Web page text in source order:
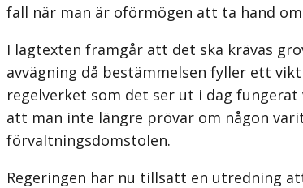
fall när man är oförmögen att ta hand om
I lagtexten framgår att det ska krävas
avvägning då bestämmelsen fyller ett
regelverket som det ser ut i dag
att man inte längre prövar om någon
förvaltningsdomstolen.
Regeringen har nu tillsatt en utredning